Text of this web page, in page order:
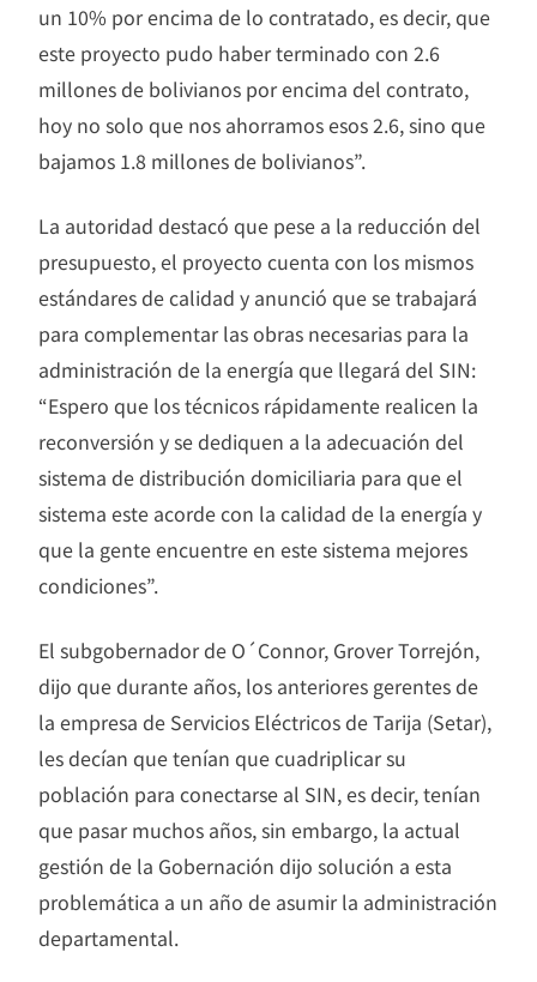
un 10% por encima de lo contratado, es decir, que
este proyecto pudo haber terminado con 2.6
millones de bolivianos por encima del contrato,
hoy no solo que nos ahorramos esos 2.6, sino que
bajamos 1.8 millones de bolivianos”.
La autoridad destacó que pese a la reducción del
presupuesto, el proyecto cuenta con los mismos
estándares de calidad y anunció que se trabajará
para complementar las obras necesarias para la
administración de la energía que llegará del SIN:
“Espero que los técnicos rápidamente realicen la
reconversión y se dediquen a la adecuación del
sistema de distribución domiciliaria para que el
sistema este acorde con la calidad de la energía y
que la gente encuentre en este sistema mejores
condiciones”.
El subgobernador de O´Connor, Grover Torrejón,
dijo que durante años, los anteriores gerentes de
la empresa de Servicios Eléctricos de Tarija (Setar),
les decían que tenían que cuadriplicar su
población para conectarse al SIN, es decir, tenían
que pasar muchos años, sin embargo, la actual
gestión de la Gobernación dijo solución a esta
problemática a un año de asumir la administración
departamental.